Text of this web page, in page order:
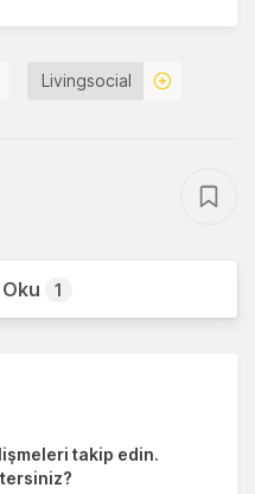
Livingsocial
1
takip edin.